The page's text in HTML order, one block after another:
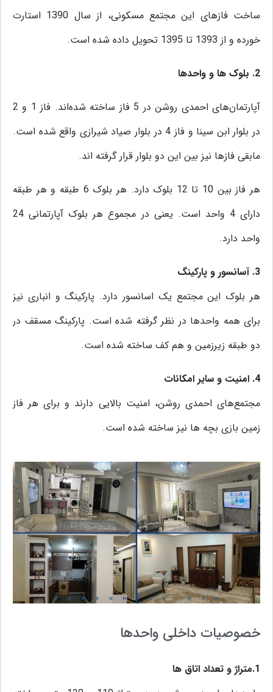
ساخت فازهای این مجتمع مسکونی، از سال 1390 استارت
خورده و از 1393 تا 1395 تحویل داده شده است.
2. بلوک ها و واحدها
آپارتمان‌های احمدی روشن در 5 فاز ساخته شده‌اند. فاز 1 و 2
در بلوار ابن سینا و فاز 4 در بلوار صیاد شیرازی واقع شده است.
مابقی فازها نیز بین این دو بلوار قرار گرفته اند.
هر فاز بین 10 تا 12 بلوک دارد. هر بلوک 6 طبقه و هر طبقه
دارای 4 واحد است. یعنی در مجموع هر بلوک آپارتمانی 24
واحد دارد.
3. آسانسور و پارکینگ
هر بلوک این مجتمع یک اسانسور دارد. پارکینگ و انباری نیز
برای همه واحدها در نظر گرفته شده است. پارکینگ مسقف در
دو طبقه زیرزمین و هم کف ساخته شده است.
4. امنیت و سایر امکانات
مجتمع‌های احمدی روشن، امنیت بالایی دارند و برای هر فاز
زمین بازی بچه ها نیز ساخته شده است.
خصوصیات داخلی واحدها
1.متراژ و تعداد اتاق ها